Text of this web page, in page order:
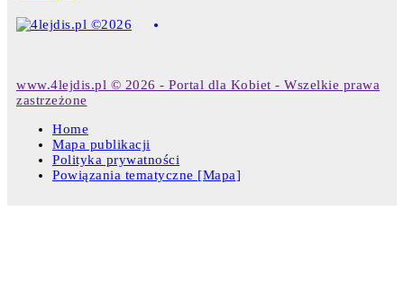
www.4lejdis.pl © 2026 - Portal dla Kobiet - Wszelkie prawa
zastrzeżone
Home
Mapa publikacji
Polityka prywatności
Powiązania tematyczne [Mapa]